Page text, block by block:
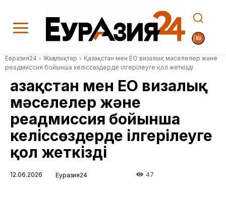
Евразия24 Жаңалықтар
Қазақстан мен ЕО визалық мәселелер және
реадмиссия бойынша келіссөздерде ілгерілеуге қол жеткізді
Қазақстан мен ЕО визалық
мәселелер және
реадмиссия бойынша
келіссөздерде ілгерілеуге
қол жеткізді
12.06.2026 Еуразия24 47